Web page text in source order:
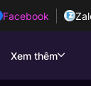
Facebook
Xem thêm